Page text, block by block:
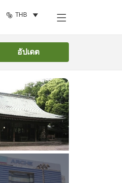
THB
อัปเดต
ค้นหาห้องพัก